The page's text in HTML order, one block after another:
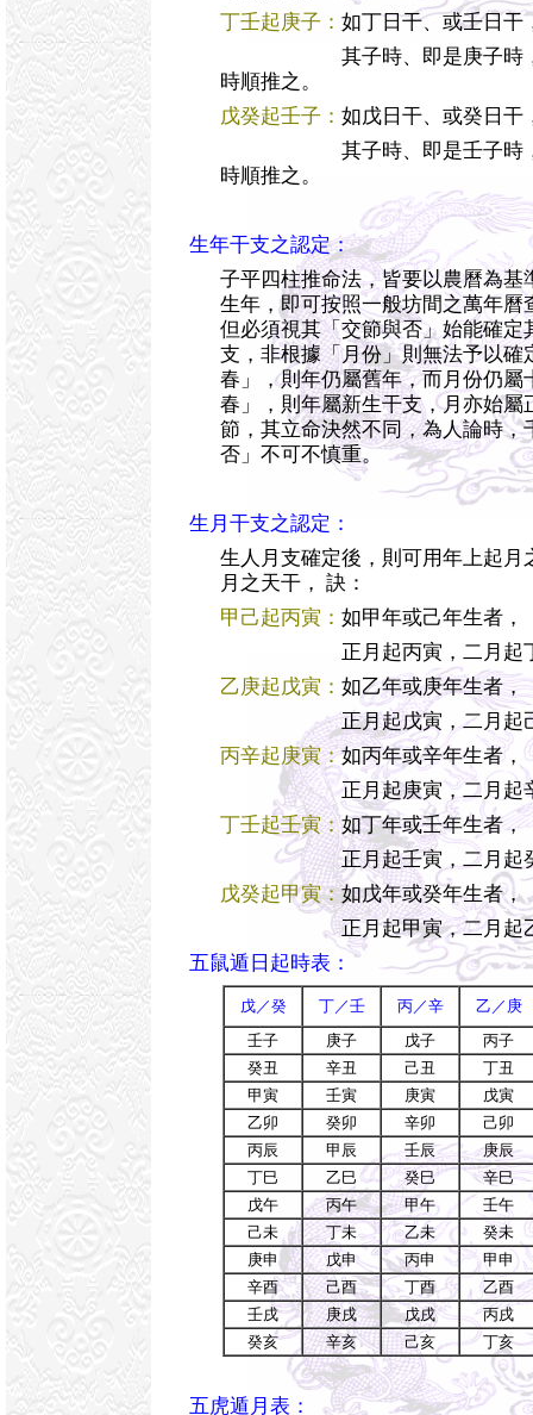
丁壬起庚子： 如丁日干、或壬日干
其子時、即是庚子時，丑
時順推之。
戊癸起壬子： 如戊日干、或癸日干
其子時、即是壬子時，丑
時順推之。
生年干支之認定：
子平四柱推命法，皆要以農曆為基
生年，即可按照一般坊間之萬年曆
但必須視其「交節與否」始能確定
支，非根據「月份」則無法予以確
春」，則年仍屬舊年，而月份仍屬
春」，則年屬新生干支，月亦始屬
節，其立命決然不同，為人論時，
否」不可不慎重。
生月干支之認定：
生人月支確定後，則可用年上起月
月之天干， 訣：
甲己起丙寅： 如甲年或己年生者，
正月起丙寅，二月起丁卯
乙庚起戊寅： 如乙年或庚年生者，
正月起戊寅，二月起己卯
丙辛起庚寅：如丙年或辛年生者，
正月起庚寅，二月起辛卯
丁壬起壬寅：如丁年或壬年生者，
正月起壬寅，二月起癸卯
戊癸起甲寅：如戊年或癸年生者，
正月起甲寅，二月起乙卯
五鼠遁日起時表：
戊／癸 丁／壬 丙／辛
乙／庚
壬子
庚子 戊子
丙子
癸丑
辛丑 己丑
丁丑
甲寅
壬寅 庚寅
戊寅
乙卯
癸卯 辛卯
己卯
丙辰
甲辰 壬辰
庚辰
丁巳
乙巳 癸巳
辛巳
戊午
丙午 甲午
壬午
己未
丁未 乙未
癸未
庚申
戊申 丙申
甲申
辛酉
己酉 丁酉
乙酉
壬戌
庚戌 戊戌
丙戌
癸亥
辛亥 己亥 丁亥
五虎遁月表：